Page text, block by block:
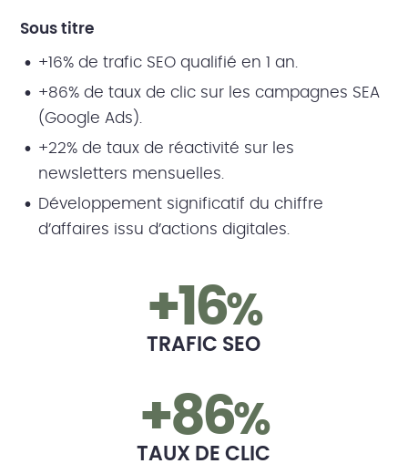
Sous titre
+16% de trafic SEO qualifié en 1 an.
+86% de taux de clic sur les campagnes SEA
(Google Ads).
+22% de taux de réactivité sur les
newsletters mensuelles.
Développement significatif du chiffre
d’affaires issu d’actions digitales.
+16%
TRAFIC SEO
+86%
TAUX DE CLIC